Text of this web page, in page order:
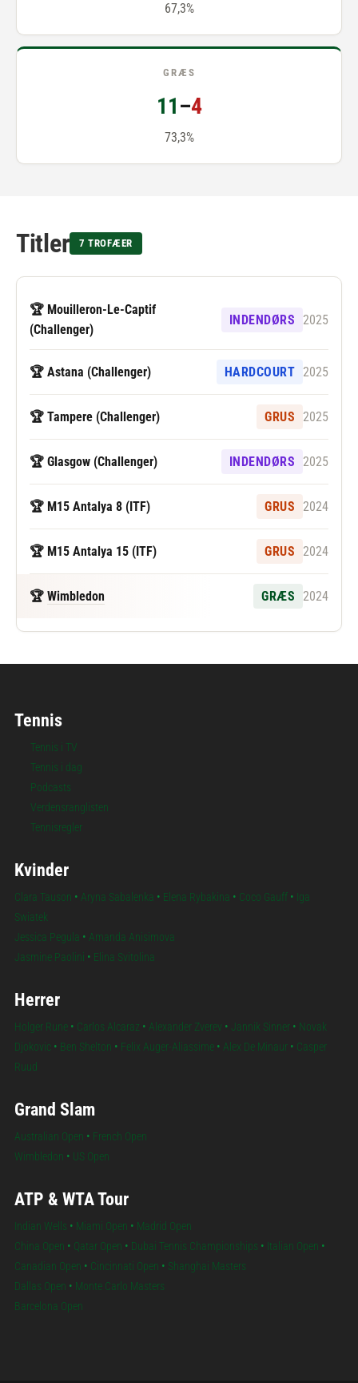
67,3%
GRÆS
11–4
73,3%
Titler 7 TROFÆER
🏆 Mouilleron-Le-Captif
(Challenger)
INDENDØRS 2025
🏆 Astana (Challenger) HARDCOURT 2025
🏆 Tampere (Challenger) GRUS 2025
🏆 Glasgow (Challenger) INDENDØRS 2025
🏆 M15 Antalya 8 (ITF) GRUS 2024
🏆 M15 Antalya 15 (ITF) GRUS 2024
🏆 Wimbledon GRÆS 2024
Tennis
Tennis i TV
Tennis i dag
Podcasts
Verdensranglisten
Tennisregler
Kvinder
Clara Tauson • Aryna Sabalenka • Elena Rybakina • Coco Gauff• Iga
Swiatek
Jessica Pegula • Amanda Anisimova
Jasmine Paolini • Elina Svitolina
Herrer
Holger Rune• Carlos Alcaraz • Alexander Zverev • Jannik Sinner• Novak
Djokovic• Ben Shelton • Felix Auger-Aliassime• Alex De Minaur• Casper
Ruud
Grand Slam
Australian Open • French Open
Wimbledon • US Open
ATP & WTA Tour
Indian Wells • Miami Open • Madrid Open
China Open • Qatar Open • Dubai Tennis Championships • Italian Open •
Canadian Open • Cincinnati Open • Shanghai Masters
Dallas Open • Monte Carlo Masters
Barcelona Open